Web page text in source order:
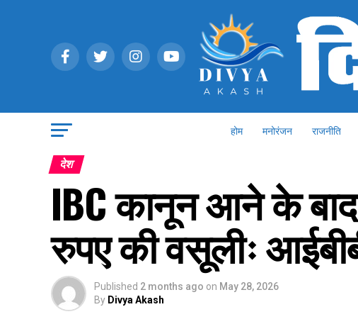
होम मनोरंजन राजनीति
देश
IBC कानून आने के
रुपए की वसूलीः
Published 2 months ago on May 28, 2026
By Divya Akash